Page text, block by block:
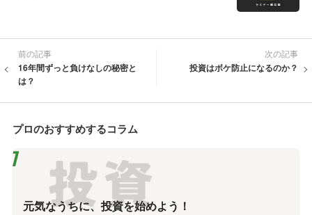
前の記事
16年間ずっと負けなしの秘密と
は？
次の記事
投資はボケ防止になるのか？
プロのおすすめするコラム
元気なうちに、投資を始めよう！